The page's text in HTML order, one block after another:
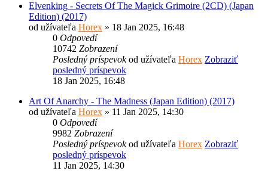
Elvenking - Secrets Of The Magick Grimoire (2CD) (Japan
Edition) (2017)
od užívateľa Horex » 18 Jan 2025, 16:48
0 Odpovedí
10742 Zobrazení
Posledný príspevokod užívateľa Horex Zobraziť
posledný príspevok
18 Jan 2025, 16:48
Art Of Anarchy - The Madness (Japan Edition) (2017)
od užívateľa Horex » 11 Jan 2025, 14:30
0 Odpovedí
9982 Zobrazení
Posledný príspevokod užívateľa Horex Zobraziť
posledný príspevok
11 Jan 2025, 14:30